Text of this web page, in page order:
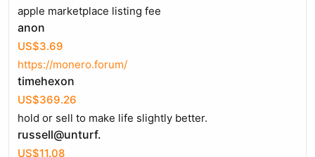
apple marketplace listing fee
anon
US$3.69
https://monero.forum/
timehexon
US$369.26
hold or sell to make life slightly better.
russell@unturf.
US$11.08